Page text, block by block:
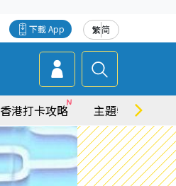
繁简
下載 App
香港打卡攻略 主題特集